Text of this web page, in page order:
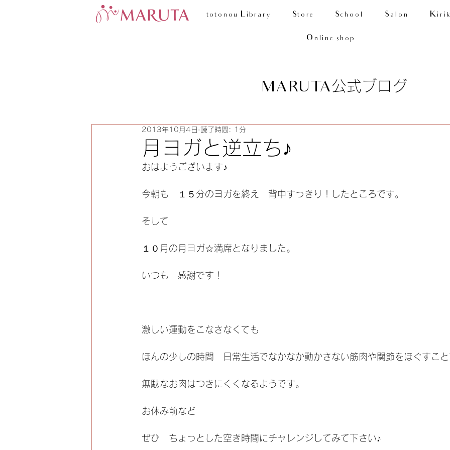
totonou Library Store School Salon
Online shop
MARUTA公式ブログ
月ヨガと逆立ち♪
2013年10月4日 読了時間: 1分
おはようございます♪
今朝も　１５分のヨガを終え　背中すっきり！したところです。
そして
１０月の月ヨガ☆満席となりました。
いつも　感謝です！
激しい運動をこなさなくても
ほんの少しの時間　日常生活でなかなか動かさない筋肉や関節をほぐすこ
無駄なお肉はつきにくくなるようです。
お休み前など
ぜひ　ちょっとした空き時間にチャレンジしてみて下さい♪